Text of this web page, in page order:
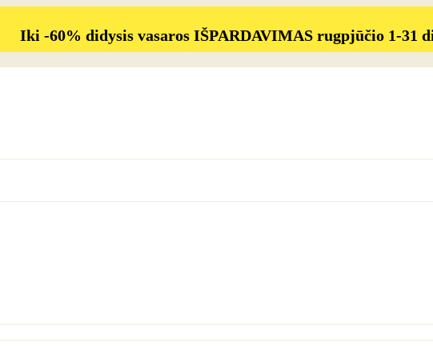
Iki -60% didysis vasaros IŠPARDAVIMAS rugpjūčio 1-31